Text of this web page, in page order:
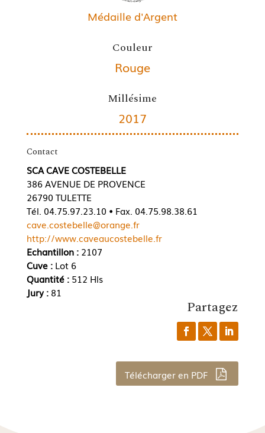
Médaille d'Argent
Couleur
Rouge
Millésime
2017
Contact
SCA CAVE COSTEBELLE
386 AVENUE DE PROVENCE
26790 TULETTE
Tél. 04.75.97.23.10 • Fax. 04.75.98.38.61
cave.costebelle@orange.fr
http://www.caveaucostebelle.fr
Echantillon :2107
Cuve : Lot 6
Quantité : 512 Hls
Jury : 81
Partagez
Télécharger en PDF